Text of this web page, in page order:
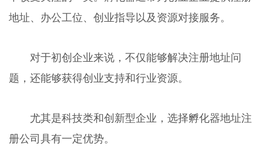
地址、办公工位、创业指导以及资源对接服务。
对于初创企业来说，不仅能够解决注册地址问
题，还能够获得创业支持和行业资源。
尤其是科技类和创新型企业，选择孵化器地址注
册公司具有一定优势。